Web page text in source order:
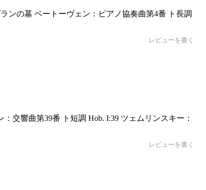
ンの墓 ベートーヴェン：ピアノ協奏曲第4番 ト長調
レビューを書く
交響曲第39番 ト短調 Hob. I:39 ツェムリンスキー：
レビューを書く